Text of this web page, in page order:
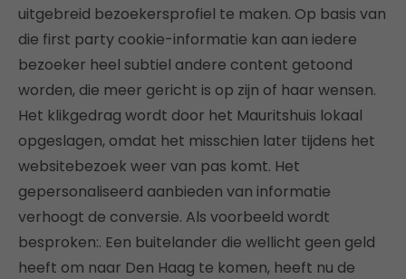
uitgebreid bezoekersprofiel te maken. Op basis van
die first party cookie-informatie kan aan iedere
bezoeker heel subtiel andere content getoond
worden, die meer gericht is op zijn of haar wensen.
Het klikgedrag wordt door het Mauritshuis lokaal
opgeslagen, omdat het misschien later tijdens het
websitebezoek weer van pas komt. Het
gepersonaliseerd aanbieden van informatie
verhoogt de conversie. Als voorbeeld wordt
besproken:. Een buitelander die wellicht geen geld
heeft om naar Den Haag te komen, heeft nu de